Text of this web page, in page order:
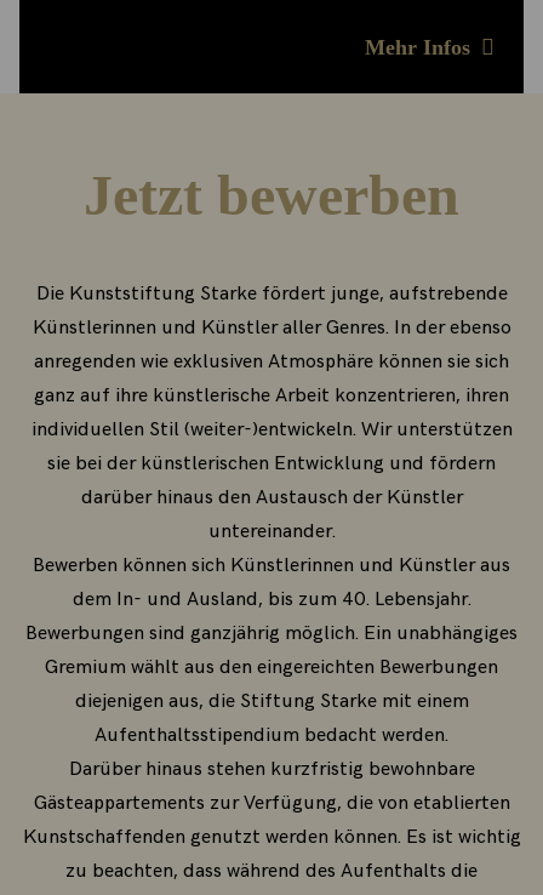
Mehr Infos
Jetzt bewerben
Die Kunststiftung Starke fördert junge, aufstrebende
Künstlerinnen und Künstler aller Genres. In der ebenso
anregenden wie exklusiven Atmosphäre können sie sich
ganz auf ihre künstlerische Arbeit konzentrieren, ihren
individuellen Stil (weiter-)entwickeln. Wir unterstützen
sie bei der künstlerischen Entwicklung und fördern
darüber hinaus den Austausch der Künstler
untereinander.
Bewerben können sich Künstlerinnen und Künstler aus
dem In- und Ausland, bis zum 40. Lebensjahr.
Bewerbungen sind ganzjährig möglich. Ein unabhängiges
Gremium wählt aus den eingereichten Bewerbungen
diejenigen aus, die Stiftung Starke mit einem
Aufenthaltsstipendium bedacht werden.
Darüber hinaus stehen kurzfristig bewohnbare
Gästeappartements zur Verfügung, die von etablierten
Kunstschaffenden genutzt werden können. Es ist wichtig
zu beachten, dass während des Aufenthalts die